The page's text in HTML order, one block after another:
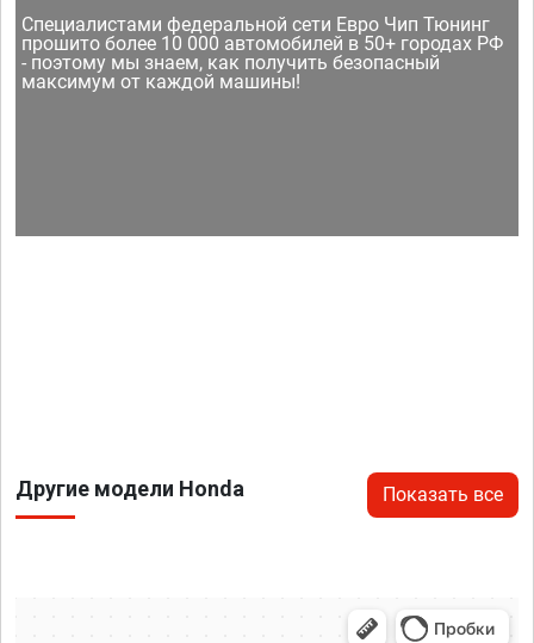
Специалистами федеральной сети Евро Чип Тюнинг
прошито более 10 000 автомобилей в 50+ городах РФ
- поэтому мы знаем, как получить безопасный
максимум от каждой машины!
Другие модели Honda Показать все